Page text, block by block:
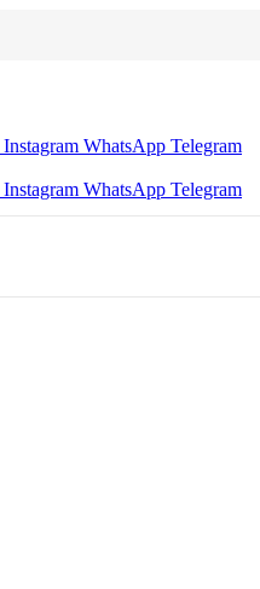
Instagram WhatsApp Telegram
Instagram WhatsApp Telegram